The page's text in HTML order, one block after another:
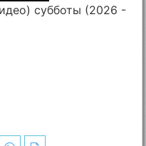
субботы (2026 -